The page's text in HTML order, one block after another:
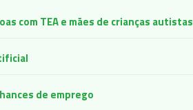
com TEA e mães de crianças autistas
de emprego